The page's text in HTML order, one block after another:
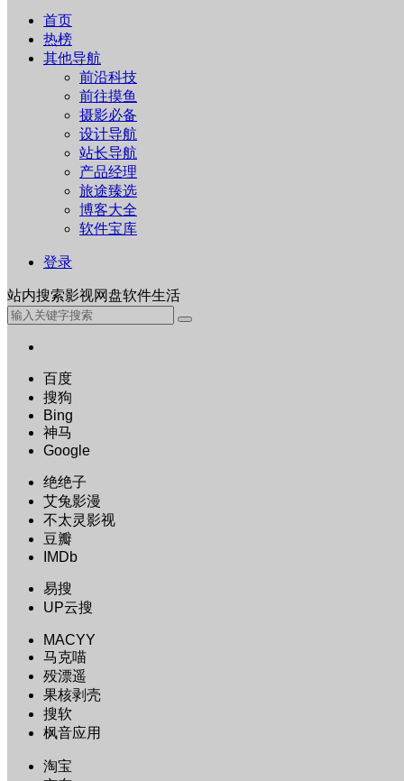
首页
热榜
其他导航
前沿科技
前往摸鱼
摄影必备
设计导航
站长导航
产品经理
旅途臻选
博客大全
软件宝库
登录
站内搜索影视网盘软件生活
百度
搜狗
Bing
神马
Google
绝绝子
艾兔影漫
不太灵影视
豆瓣
IMDb
易搜
UP云搜
MACYY
马克喵
殁漂遥
果核剥壳
搜软
枫音应用
淘宝